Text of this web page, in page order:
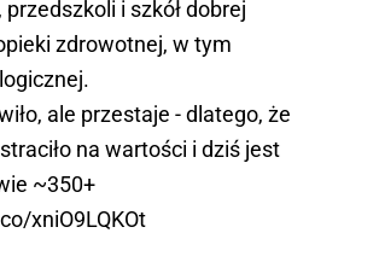
przedszkoli i szkół dobrej
zdrowotnej, w tym
ale przestaje - dlatego, że
na wartości i dziś jest
~350+
xniO9LQKOt